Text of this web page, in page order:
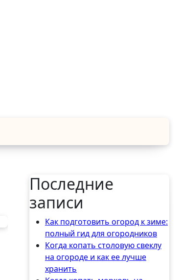
Последние
записи
Как подготовить огород к зиме:
полный гид для огородников
Когда копать столовую свеклу
на огороде и как ее лучше
хранить